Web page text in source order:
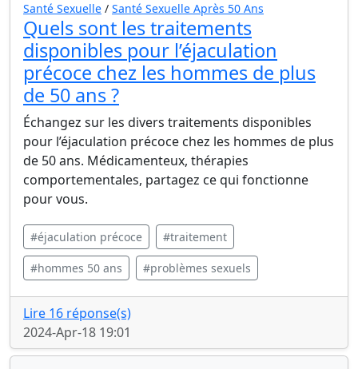
Santé Sexuelle / Santé Sexuelle Après 50 Ans
Quels sont les traitements
disponibles pour l’éjaculation
précoce chez les hommes de plus
de 50 ans ?
Échangez sur les divers traitements disponibles
pour l’éjaculation précoce chez les hommes de plus
de 50 ans. Médicamenteux, thérapies
comportementales, partagez ce qui fonctionne
pour vous.
#éjaculation précoce #traitement
#hommes 50 ans #problèmes sexuels
Lire 16 réponse(s)
2024-Apr-18 19:01